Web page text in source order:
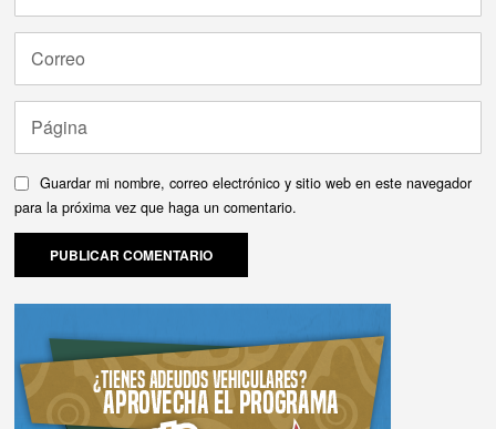
Guardar mi nombre, correo electrónico y sitio web en este navegador
para la próxima vez que haga un comentario.